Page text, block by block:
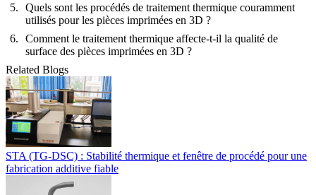
Quels sont les procédés de traitement thermique couramment
utilisés pour les pièces imprimées en 3D ?
Comment le traitement thermique affecte-t-il la qualité de
surface des pièces imprimées en 3D ?
Related Blogs
STA (TG-DSC) : Stabilité thermique et fenêtre de procédé pour une
fabrication additive fiable